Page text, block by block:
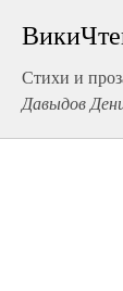
Стихи и
Давыдов